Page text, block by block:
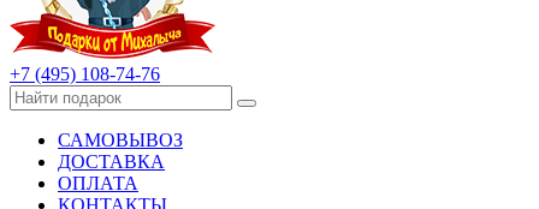
+7 (495) 108-74-76
САМОВЫВОЗ
ДОСТАВКА
ОПЛАТА
КОНТАКТЫ